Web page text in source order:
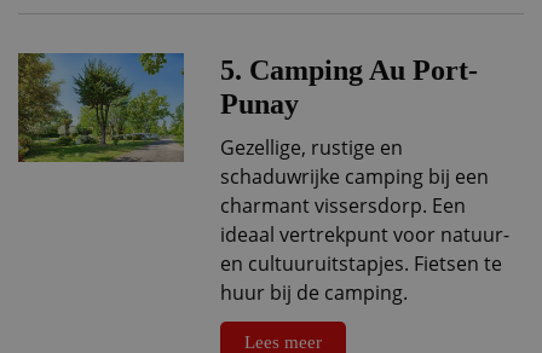
5. Camping Au Port-
Punay
Gezellige, rustige en
schaduwrijke camping bij een
charmant vissersdorp. Een
ideaal vertrekpunt voor natuur-
en cultuuruitstapjes. Fietsen te
huur bij de camping.
Lees meer